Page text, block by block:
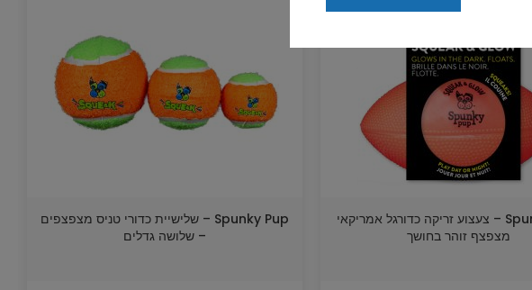
Spunky Pup – צעצוע זריקה כדורגל אמריקאי
מצפצף זוהר בחושך
Spunky Pup – שלישיית כדורי טניס מצפצפים
– שלושה גדלים